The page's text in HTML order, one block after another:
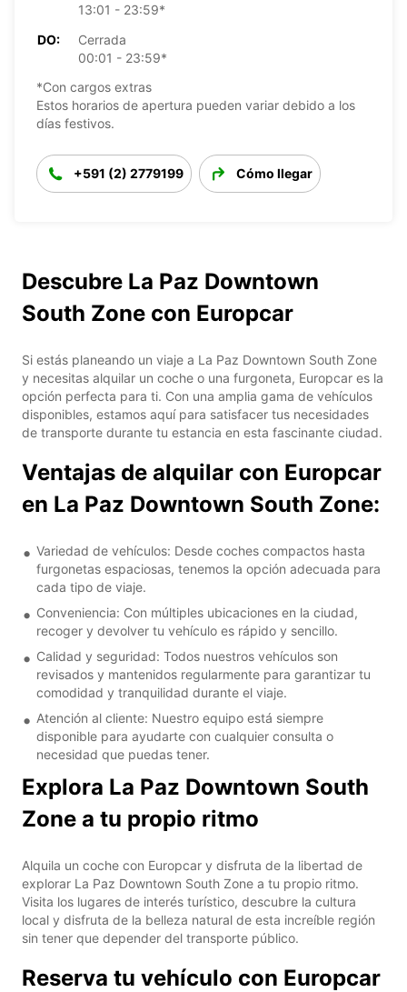
13:01 - 23:59*
DO:
Cerrada
00:01 - 23:59*
*Con cargos extras
Estos horarios de apertura pueden variar debido a los
días festivos.
+591 (2) 2779199 Cómo llegar
Descubre La Paz Downtown
South Zone con Europcar
Si estás planeando un viaje a La Paz Downtown South Zone
y necesitas alquilar un coche o una furgoneta, Europcar es la
opción perfecta para ti. Con una amplia gama de vehículos
disponibles, estamos aquí para satisfacer tus necesidades
de transporte durante tu estancia en esta fascinante ciudad.
Ventajas de alquilar con Europcar
en La Paz Downtown South Zone:
Variedad de vehículos: Desde coches compactos hasta
furgonetas espaciosas, tenemos la opción adecuada para
cada tipo de viaje.
Conveniencia: Con múltiples ubicaciones en la ciudad,
recoger y devolver tu vehículo es rápido y sencillo.
Calidad y seguridad: Todos nuestros vehículos son
revisados y mantenidos regularmente para garantizar tu
comodidad y tranquilidad durante el viaje.
Atención al cliente: Nuestro equipo está siempre
disponible para ayudarte con cualquier consulta o
necesidad que puedas tener.
Explora La Paz Downtown South
Zone a tu propio ritmo
Alquila un coche con Europcar y disfruta de la libertad de
explorar La Paz Downtown South Zone a tu propio ritmo.
Visita los lugares de interés turístico, descubre la cultura
local y disfruta de la belleza natural de esta increíble región
sin tener que depender del transporte público.
Reserva tu vehículo con Europcar